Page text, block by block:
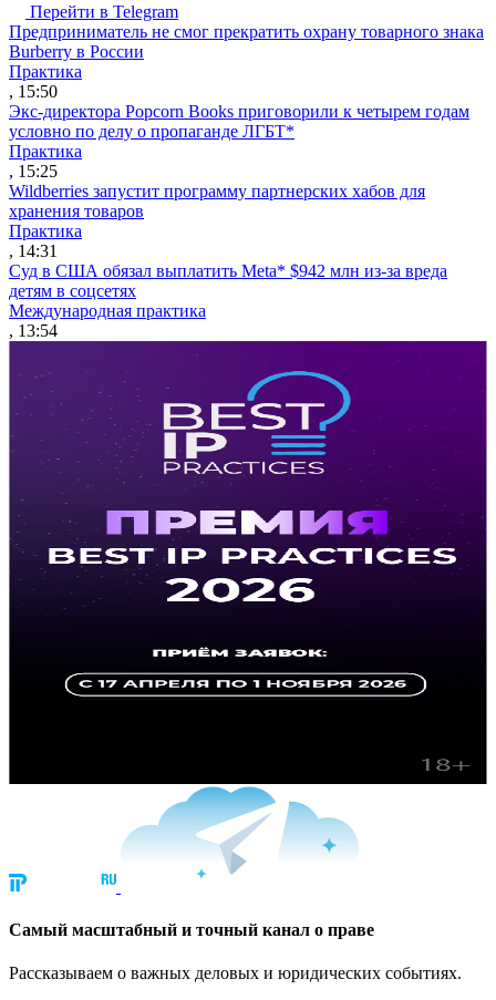
Перейти в Telegram
Предприниматель не смог прекратить охрану товарного знака
Burberry в России
Практика
, 15:50
Экс-директора Popcorn Books приговорили к четырем годам
условно по делу о пропаганде ЛГБТ*
Практика
, 15:25
Wildberries запустит программу партнерских хабов для
хранения товаров
Практика
, 14:31
Суд в США обязал выплатить Meta* $942 млн из-за вреда
детям в соцсетях
Международная практика
, 13:54
Cамый масштабный и точный канал о праве
Рассказываем о важных деловых и юридических событиях.